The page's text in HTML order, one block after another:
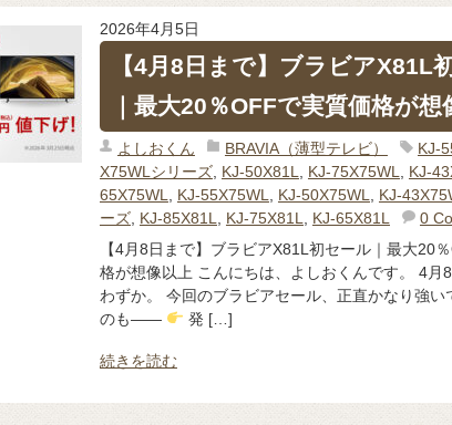
2026年4月5日
【4月8日まで】ブラビアX81L
｜最大20％OFFで実質価格が想
よしおくん BRAVIA（薄型テレビ） KJ-
X75WLシリーズ, KJ-50X81L KJ-75X75WL KJ-
65X75WL
KJ-55X75WL KJ-50X75WL KJ-
ーズ, KJ-85X81L KJ-75X81L KJ-65X81L
0
【4月8日まで】ブラビアX81L初セール｜最大20
格が想像以上 こんにちは、よしおくんです。 4月
わずか。 今回のブラビアセール、正直かなり強い
のも——
発 […]
続きを読む